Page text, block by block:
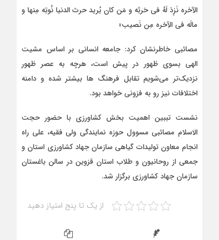
الآخره نَزِدَ لَهُ فی حَرثِه و مَن کان یُرید حرث الدنیا نُوتِه مِنها و
مالَه فی الآخره مِن نَصیب»
مصائبی خاطرنشان کرد: جامعه انسانی بر اساس مشیت
الهی بسوی ظهور در پیش است، هرچه به عصر ظهور
نزدیک‌تر می‌شویم تقابل فرهنگ ها بیشتر شده و دامنه
اختلافات نیز رو به فزونی خواهد بود.
نشست تببین اهمیت بخش کشاورزی با حضور حجت
الاسلام مصائبی مسوول حوزه نمایندگی ولی فقیه، علی راه
انجام معاون تولیدات گیاهی سازمان جهاد کشاورزی استان و
جمعی از روحانیون و طلاب استان قزوین در سالن باغستان
سازمان جهاد کشاورزی برگزار شد.
از یک تا پنج امتیاز دهید